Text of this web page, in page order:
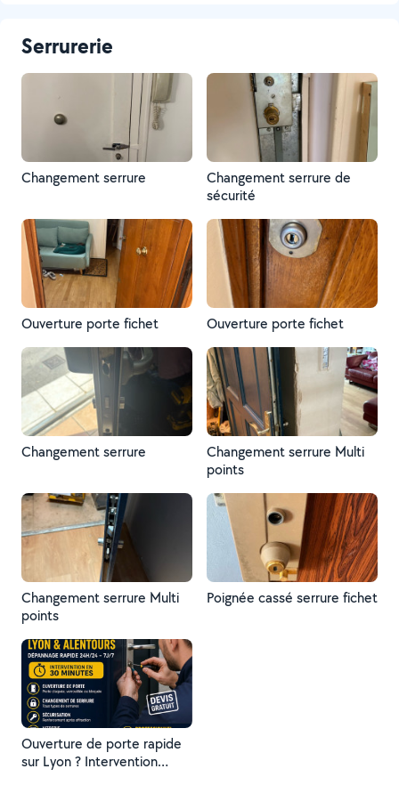
Serrurerie
Changement serrure
Changement serrure de
sécurité
Ouverture porte fichet Ouverture porte fichet
Changement serrure
Changement serrure Multi
points
Changement serrure Multi
points
Poignée cassé serrure fichet
Ouverture de porte rapide
sur Lyon ? Intervention